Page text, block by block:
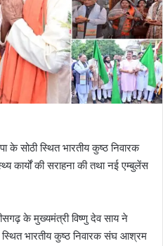
के सोठी स्थित भारतीय कुष्ठ निवारक
कार्यों की सराहना की तथा नई एम्बुलेंस
के मुख्यमंत्री विष्णु देव साय ने
स्थित भारतीय कुष्ठ निवारक संघ आश्रम